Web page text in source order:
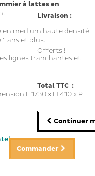
Livraison :
Offerts !
Total TTC :
Continuer
Commander
à lattes en
en medium haute densité
1 ans et plus.
lignes tranchantes et
L 1730 x H 410 x P
<<<